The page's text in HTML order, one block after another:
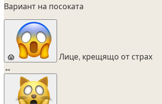
Вариант на посоката
😱
Лице, крещящо от страх
↔